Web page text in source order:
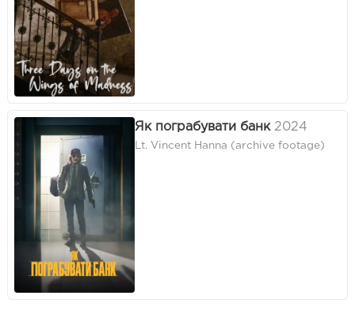
Як пограбувати банк 2024
Lt. Vincent Hanna (archive footage)